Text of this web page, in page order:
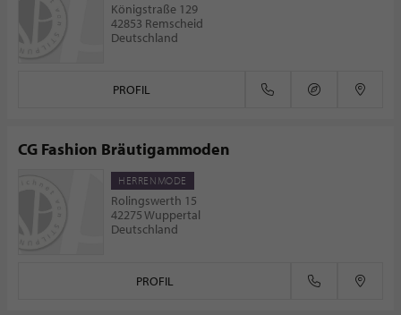
Königstraße 129
42853 Remscheid
Deutschland
PROFIL
CG Fashion Bräutigammoden
HERRENMODE
Rolingswerth 15
42275 Wuppertal
Deutschland
PROFIL